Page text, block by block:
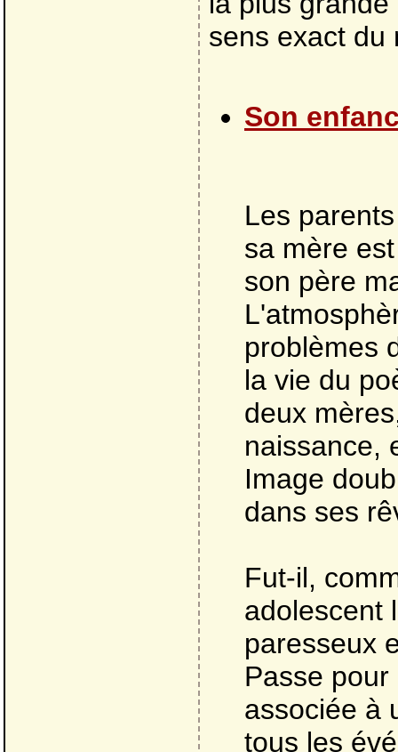
sens exact du
Son
Les
sa mère
son père
problèmes
la vie du
deux
naissance,
Image
dans ses
Fut-il,
adolescent
paresseux
Passe
associée à
tous les